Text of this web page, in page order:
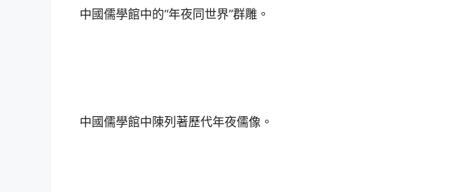
中國儒學館中的“年夜同世界”群雕。
中國儒學館中陳列著歷代年夜儒像。